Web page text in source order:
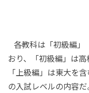
各教科は「初級編」
おり、「初級編」は高
「上級編」は東大を
の入試レベルの内容